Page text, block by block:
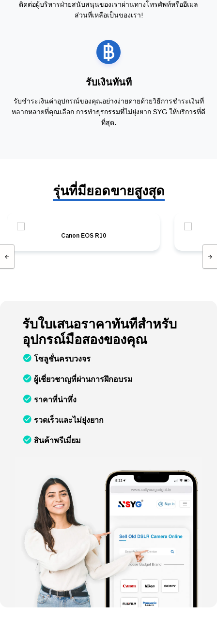
ติดต่อผู้บริหารฝ่ายสนับสนุนของเราผ่านทางโทรศัพท์หรืออีเมล
ส่วนที่เหลือเป็นของเรา!
รับเงินทันที
รับชำระเงินค่าอุปกรณ์ของคุณอย่างง่ายดายด้วยวิธีการชำระเงินที่
หลากหลายที่คุณเลือก การทำธุรกรรมที่ไม่ยุ่งยาก SYG ให้บริการที่ดี
ที่สุด.
รุ่นที่มียอดขายสูงสุด
Canon EOS R10
รับใบเสนอราคาทันทีสำหรับ
อุปกรณ์มือสองของคุณ
โซลูชั่นครบวงจร
ผู้เชี่ยวชาญที่ผ่านการฝึกอบรม
ราคาที่น่าทึ่ง
รวดเร็วและไม่ยุ่งยาก
สินค้าพรีเมี่ยม